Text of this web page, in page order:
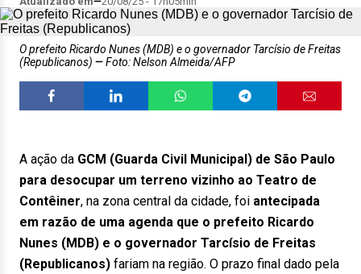
O prefeito Ricardo Nunes (MDB) e o governador Tarcísio de Freitas
(Republicanos)
Foto: Nelson Almeida/AFP
A ação da GCM (Guarda Civil Municipal) de São Paulo
para desocupar um terreno vizinho ao Teatro de
Contêiner, na zona central da cidade, foi antecipada
em razão de uma agenda que o prefeito Ricardo
Nunes (MDB) e o governador Tarcísio de Freitas
(Republicanos) fariam na região. O prazo final dado pela